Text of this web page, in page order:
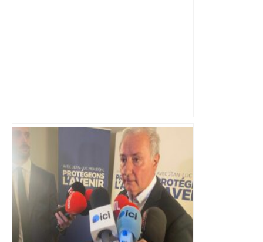
Capilla en bleu ciel pour combien de
temps encore ? Toulouse et l'UBB aux
aguets – Rugbynistere